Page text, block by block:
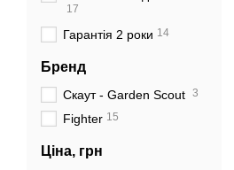
17
Гарантія 2 роки 14
Бренд
Скаут - Garden Scout 3
Fighter 15
Ціна, грн